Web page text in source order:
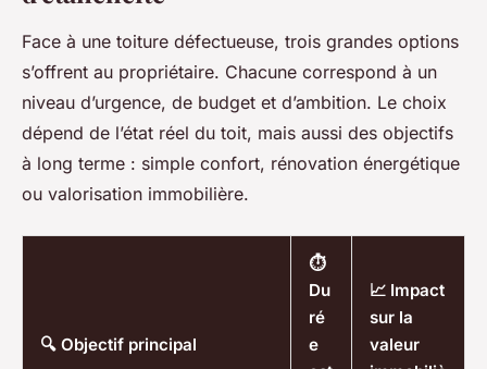
Face à une toiture défectueuse, trois grandes options
s’offrent au propriétaire. Chacune correspond à un
niveau d’urgence, de budget et d’ambition. Le choix
dépend de l’état réel du toit, mais aussi des objectifs
à long terme : simple confort, rénovation énergétique
ou valorisation immobilière.
🔍 Objectif principal
⏱️
Du
ré
e
📈 Impact
sur la
valeur